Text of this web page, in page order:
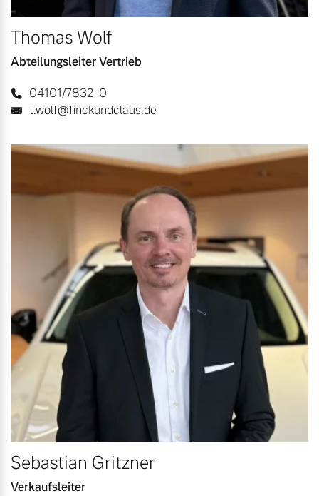
Thomas Wolf
Abteilungsleiter Vertrieb
04101/7832-0
t.wolf@finckundclaus.de
Sebastian Gritzner
Verkaufsleiter